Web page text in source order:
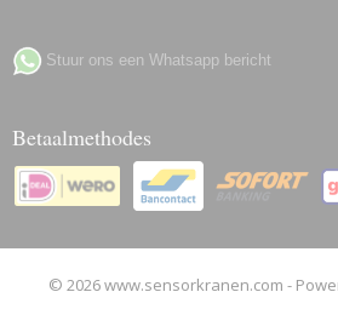
Stuur ons een Whatsapp bericht
Betaalmethodes
© 2026 www.sensorkranen.com -